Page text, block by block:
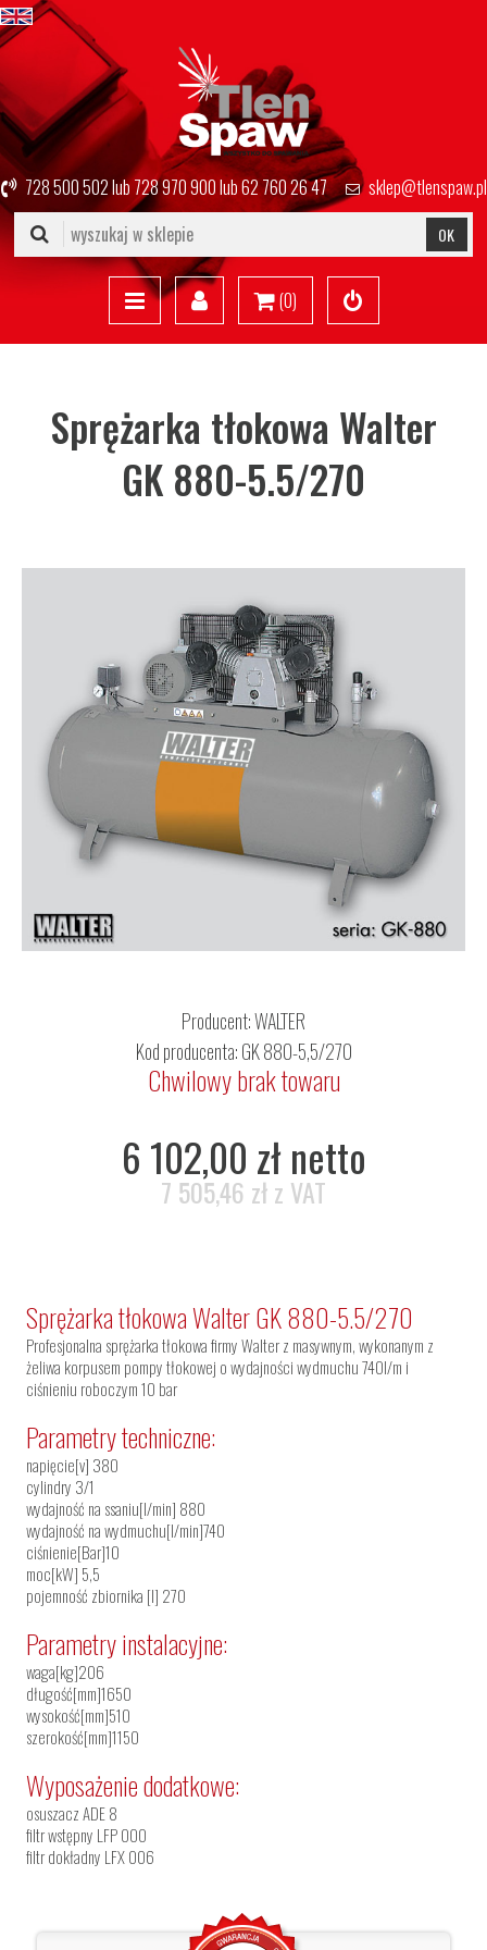
728 500 502lub728 970 900lub62 760 26 47 sklep@tlenspaw.pl
OK
(0)
Sprężarka tłokowa Walter
GK 880-5.5/270
Producent:WALTER
Kod producenta: GK 880-5,5/270
Chwilowy brak towaru
6 102,00 zł netto
7 505,46 zł z VAT
Sprężarka tłokowa Walter GK 880-5.5/270
Profesjonalna sprężarka tłokowa firmy Walter z masywnym, wykonanym z
żeliwa korpusem pompy tłokowej o wydajności wydmuchu 740l/m i
ciśnieniu roboczym 10 bar
Parametry techniczne:
napięcie[v] 380
cylindry 3/1
wydajność na ssaniu[l/min] 880
wydajność na wydmuchu[l/min]740
ciśnienie[Bar]10
moc[kW] 5,5
pojemność zbiornika [l] 270
Parametry instalacyjne:
waga[kg]206
długość[mm]1650
wysokość[mm]510
szerokość[mm]1150
Wyposażenie dodatkowe:
osuszacz ADE 8
filtr wstępny LFP 000
filtr dokładny LFX 006